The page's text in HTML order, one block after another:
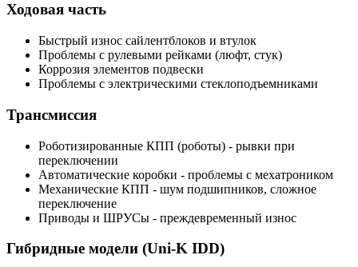
Ходовая часть
Быстрый износ сайлентблоков и втулок
Проблемы с рулевыми рейками (люфт, стук)
Коррозия элементов подвески
Проблемы с электрическими стеклоподъемниками
Трансмиссия
Роботизированные КПП (роботы) - рывки при
переключении
Автоматические коробки - проблемы с мехатроником
Механические КПП - шум подшипников, сложное
переключение
Приводы и ШРУСы - преждевременный износ
Гибридные модели (Uni-K IDD)